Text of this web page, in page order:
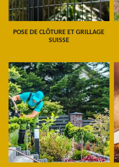
POSE DE CLÔTURE ET GRILLAGE
SUISSE